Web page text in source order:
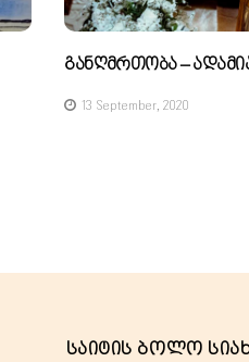
Განღმრთობა –
13 September, 2020
Საიტის Ბოლო